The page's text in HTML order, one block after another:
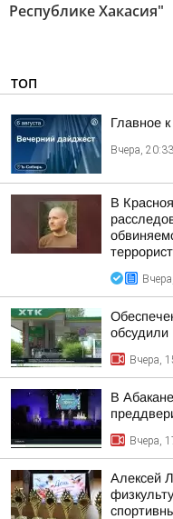
Республике Хакасия"
ТОП
Главное к
Вчера, 20:33
В
Вчера,
В
Вчера,
Алексей